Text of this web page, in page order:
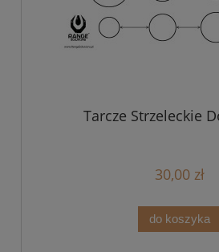
Tarcze Strzeleckie
30,00 zł
do koszyka